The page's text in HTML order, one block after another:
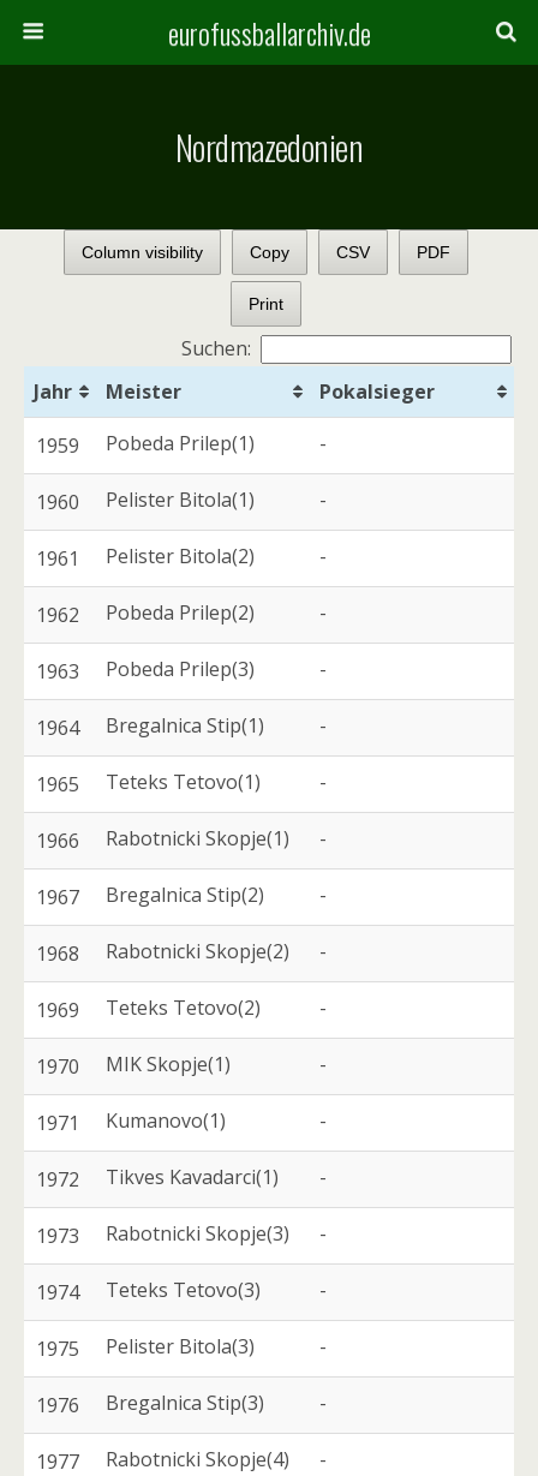
eurofussballarchiv.de
Nordmazedonien
Column visibility Copy CSV PDF
Print
Suchen:
Jahr
Meister Pokalsieger
1959 Pobeda Prilep(1) -
1960 Pelister Bitola(1) -
1961 Pelister Bitola(2) -
1962 Pobeda Prilep(2) -
1963 Pobeda Prilep(3) -
1964 Bregalnica Stip(1) -
1965 Teteks Tetovo(1) -
1966 Rabotnicki Skopje(1) -
1967 Bregalnica Stip(2) -
1968 Rabotnicki Skopje(2) -
1969 Teteks Tetovo(2) -
1970 MIK Skopje(1) -
1971 Kumanovo(1) -
1972 Tikves Kavadarci(1) -
1973 Rabotnicki Skopje(3) -
1974 Teteks Tetovo(3) -
1975 Pelister Bitola(3) -
1976 Bregalnica Stip(3) -
1977 Rabotnicki Skopje(4) -